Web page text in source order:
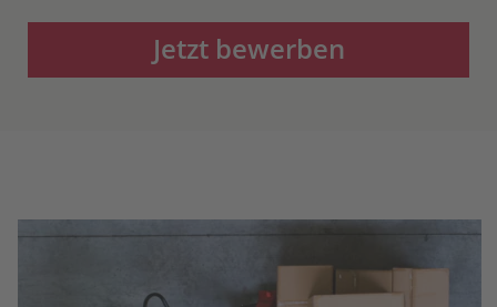
Jetzt bewerben